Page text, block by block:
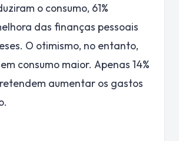
o consumo, 61%
das finanças pessoais
O otimismo, no entanto,
consumo maior. Apenas 14%
aumentar os gastos